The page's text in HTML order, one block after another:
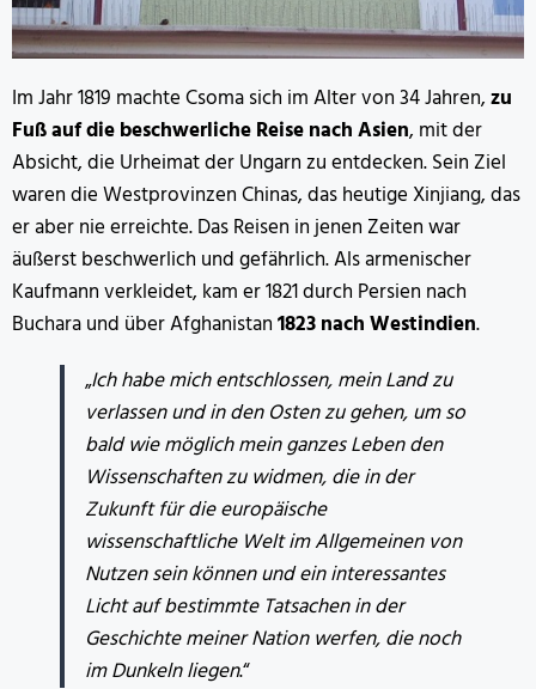
Im Jahr 1819 machte Csoma sich im Alter von 34 Jahren,zu
Fuß auf die beschwerliche Reise nach Asien, mit der
Absicht, die Urheimat der Ungarn zu entdecken. Sein Ziel
waren die Westprovinzen Chinas, das heutige Xinjiang, das
er aber nie erreichte. Das Reisen in jenen Zeiten war
äußerst beschwerlich und gefährlich. Als armenischer
Kaufmann verkleidet, kam er 1821 durch Persien nach
Buchara und über Afghanistan1823 nach Westindien.
„Ich habe mich entschlossen, mein Land zu
verlassen und in den Osten zu gehen, um so
bald wie möglich mein ganzes Leben den
Wissenschaften zu widmen, die in der
Zukunft für die europäische
wissenschaftliche Welt im Allgemeinen von
Nutzen sein können und ein interessantes
Licht auf bestimmte Tatsachen in der
Geschichte meiner Nation werfen, die noch
im Dunkeln liegen.“